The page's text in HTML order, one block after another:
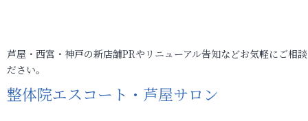
芦屋・西宮・神戸の新店舗PRやリニューアル告知などお気軽にご相
ださい。
整体院エスコート・芦屋サロン